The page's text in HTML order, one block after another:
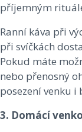
příjemným
Ranní káva při
při svíčkách
Pokud máte
nebo přenosný
posezení venku i
3. Domácí